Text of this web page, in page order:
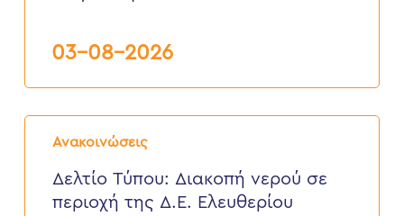
Σούδας,
έως
2026
03-08-2026
Ανακοινώσεις
Δελτίο
Τύπου:
νερού
περιοχή
Δελτίο Τύπου: Διακοπή νερού σε
περιοχή της Δ.Ε. Ελευθερίου